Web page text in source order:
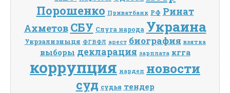
Порошенко Приватбанк РФ Ринат
Ахметов СБУ Слуга народа Украина
Укрзализныця ФГВФЛ арест биография взятка
выборы декларация зарплата кгга
коррупция нардеп новости
суд судья тендер